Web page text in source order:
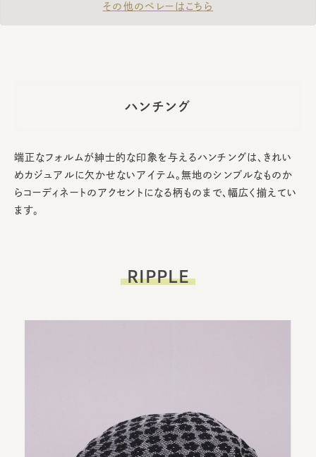
その他のベレーはこちら
ハンチング
端正なフォルムが紳士的な印象を与えるハンチングは、きれい
めカジュアルに欠かせないアイテム。無地のシンプルなものか
らコーディネートのアクセントになる柄ものまで、幅広く揃えてい
ます。
RIPPLE